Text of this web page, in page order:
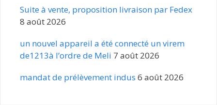
Suite à vente, proposition livraison par Fedex
8 août 2026
un nouvel appareil a été connecté un virem
de1213à l’ordre de Meli 7 août 2026
mandat de prélèvement indus 6 août 2026